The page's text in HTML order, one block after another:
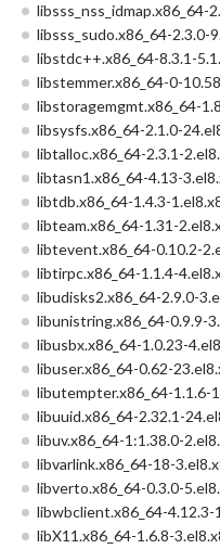
libsss_nss_idmap.x86_64-
libsss_sudo.x86_64-2.3.0-
libstdc++.x86_64-8.3.1-
libstemmer.x86_64-0-
libstoragemgmt.x86_64-
libsysfs.x86_64-2.1.0-
libtalloc.x86_64-2.3.1-
libtasn1.x86_64-4.13-
libtdb.x86_64-1.4.3-
libteam.x86_64-1.31-
libtevent.x86_64-0.10.2-
libtirpc.x86_64-1.1.4-
libudisks2.x86_64-2.9.0-
libunistring.x86_64-0.9.9-
libusbx.x86_64-1.0.23-
libuser.x86_64-0.62-
libutempter.x86_64-1.1.6-
libuuid.x86_64-2.32.1-
libuv.x86_64-1:1.38.0-
libvarlink.x86_64-18-
libverto.x86_64-0.3.0-
libwbclient.x86_64-4.12.3-
libX11.x86_64-1.6.8-